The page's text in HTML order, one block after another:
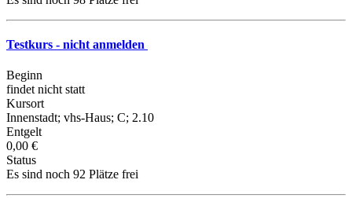
Testkurs - nicht anmelden
Beginn
findet nicht statt
Kursort
Innenstadt; vhs-Haus; C; 2.10
Entgelt
0,00 €
Status
Es sind noch 92 Plätze frei